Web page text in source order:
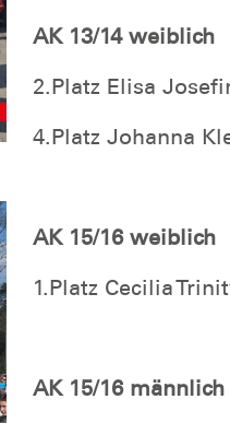
AK 13/14 weiblich
2.Platz Elisa
4.Platz Johanna
AK 15/16 weiblich
1.Platz Cecilia
AK 15/16 männlich